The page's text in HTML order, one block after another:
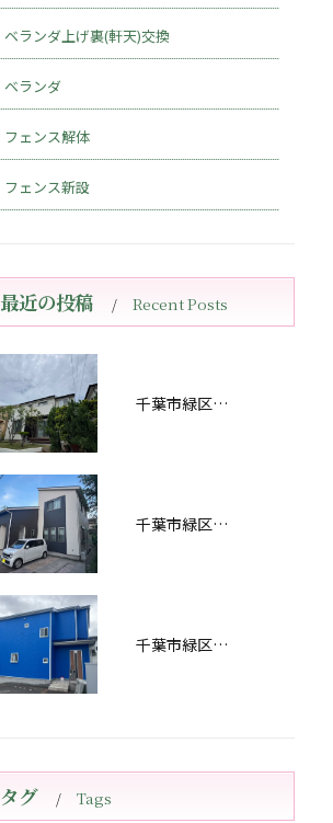
ベランダ上げ裏(軒天)交換
ベランダ
フェンス解体
フェンス新設
最近の投稿 Recent Posts
千葉市緑区おゆみ野南Ｅ様邸屋根・外壁塗装工事完工しました！
千葉市緑区あすみが丘Ｓ様邸屋根・外壁塗装工事完工しました！
千葉市緑区あすみが丘屋根・外壁塗装工事完工しました！
タグ Tags